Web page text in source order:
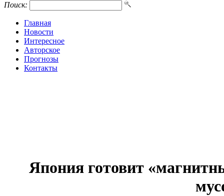
Поиск:
Главная
Новости
Интересное
Авторское
Прогнозы
Контакты
Япония готовит